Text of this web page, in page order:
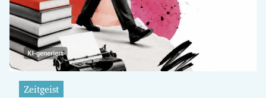
Untermenü
Untermenü
Untermenü
Zeitgeist